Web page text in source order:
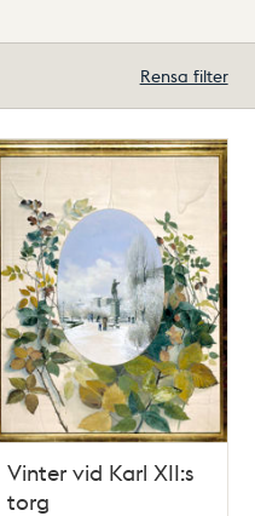
Rensa filter
Vinter vid Karl XII:s
torg